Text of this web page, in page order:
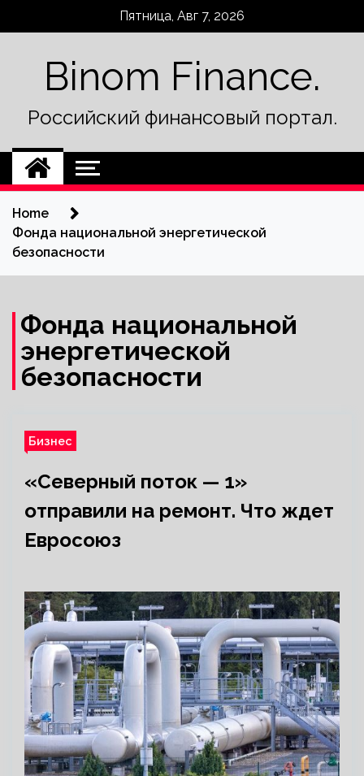
Пятница, Авг 7, 2026
Binom Finance.
Российский финансовый портал.
Home
Фонда национальной энергетической
безопасности
Фонда национальной
энергетической
безопасности
Бизнес
«Северный поток — 1»
отправили на ремонт. Что ждет
Евросоюз